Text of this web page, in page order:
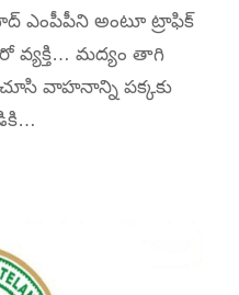
ఎంపీపీని అంటూ ట్రాఫిక్
వ్యక్తి… మద్యం తాగి
వాహనాన్ని పక్కకు